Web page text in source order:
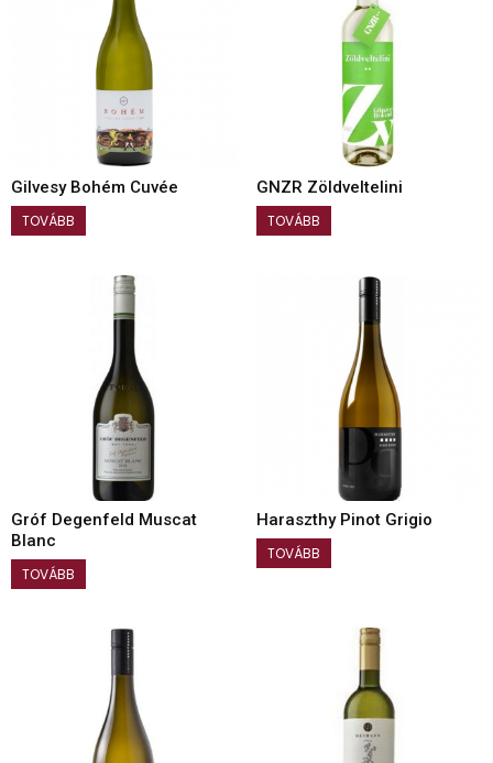
Gilvesy Bohém Cuvée
TOVÁBB
GNZR Zöldveltelini
TOVÁBB
Gróf Degenfeld Muscat
Blanc
TOVÁBB
Haraszthy Pinot Grigio
TOVÁBB